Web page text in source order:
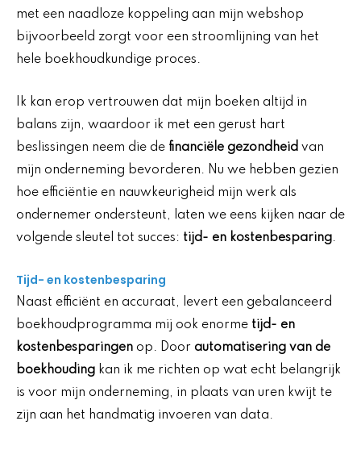
met een naadloze koppeling aan mijn webshop
bijvoorbeeld zorgt voor een stroomlijning van het
hele boekhoudkundige proces.
Ik kan erop vertrouwen dat mijn boeken altijd in
balans zijn, waardoor ik met een gerust hart
beslissingen neem die de financiële gezondheid van
mijn onderneming bevorderen. Nu we hebben gezien
hoe efficiëntie en nauwkeurigheid mijn werk als
ondernemer ondersteunt, laten we eens kijken naar de
volgende sleutel tot succes: tijd- en kostenbesparing.
Tijd- en kostenbesparing
Naast efficiënt en accuraat, levert een gebalanceerd
boekhoudprogramma mij ook enorme tijd- en
kostenbesparingen op. Door automatisering van de
boekhouding kan ik me richten op wat echt belangrijk
is voor mijn onderneming, in plaats van uren kwijt te
zijn aan het handmatig invoeren van data.